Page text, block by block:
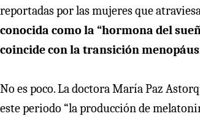
reportadas por las mujeres que
conocida como la “hormona del
coincide con la transición
No es poco. La doctora María Paz
este periodo “la producción de